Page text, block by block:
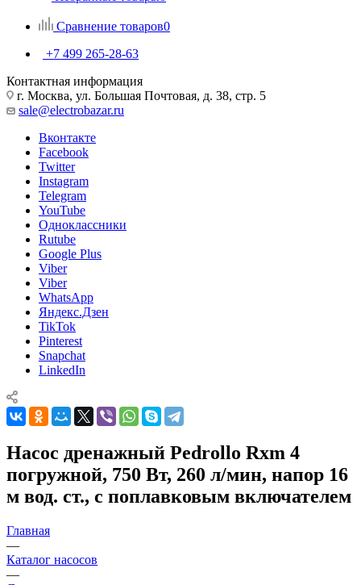
Сравнение товаров0
+7 499 265-28-63
Контактная информация
г. Москва, ул. Большая Почтовая, д. 38, стр. 5
sale@electrobazar.ru
Вконтакте
Facebook
Twitter
Instagram
Telegram
YouTube
Одноклассники
Rutube
Google Plus
Viber
Viber
WhatsApp
Яндекс.Дзен
TikTok
Pinterest
Snapchat
LinkedIn
Насос дренажный Pedrollo Rxm 4
погружной, 750 Вт, 260 л/мин, напор 16
м вод. ст., с поплавковым включателем
Главная
—
Каталог насосов
—